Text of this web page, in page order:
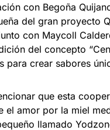
con Begoña
del gran proyecto
con Maycoll
del concepto
para crear sabores
que esta
el amor por la miel
llamado